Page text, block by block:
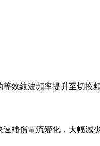
效紋波頻率提升至切換
補償電流變化，大幅減